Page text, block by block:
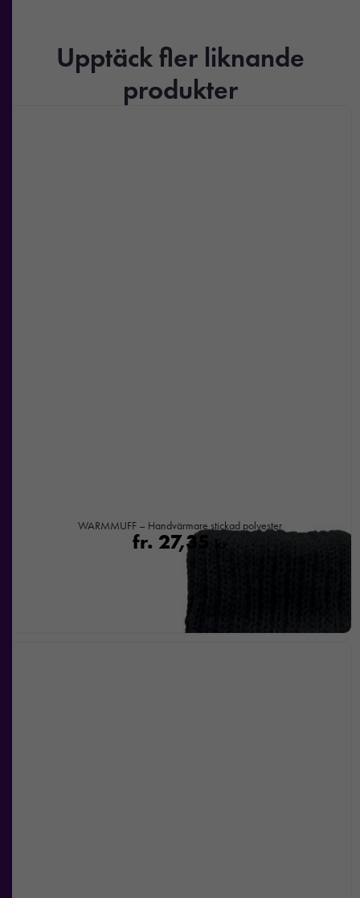
Upptäck fler liknande
produkter
WARMMUFF – Handvärmare stickad polyester
fr. 27,35 kr